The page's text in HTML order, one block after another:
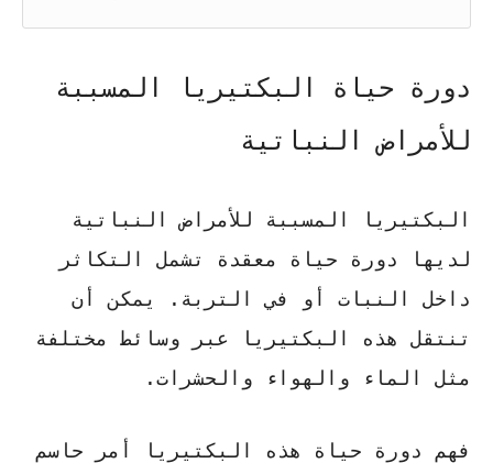
دورة حياة البكتيريا المسببة
للأمراض النباتية
البكتيريا المسببة للأمراض النباتية
لديها دورة حياة معقدة تشمل التكاثر
داخل النبات أو في التربة. يمكن أن
تنتقل هذه البكتيريا عبر وسائط مختلفة
مثل الماء والهواء والحشرات.
فهم دورة حياة هذه البكتيريا أمر حاسم